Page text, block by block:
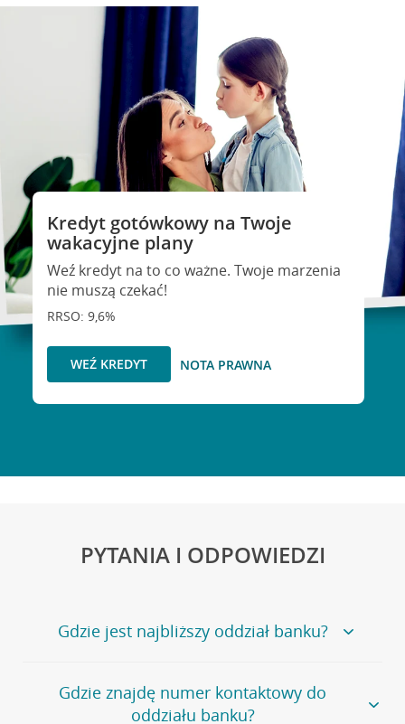
Kredyt gotówkowy na Twoje
wakacyjne plany
Weź kredyt na to co ważne. Twoje marzenia
nie muszą czekać!
RRSO: 9,6%
WEŹ KREDYT NOTA PRAWNA
PYTANIA I ODPOWIEDZI
Gdzie jest najbliższy oddział banku?
Jeśli szukasz oddziału naszego banku, zapraszamy na
stronęPlacówki i bankomaty, na której znajduje się
wygodna wyszukiwarka.
Gdzie znajdę numer kontaktowy do
oddziału banku?